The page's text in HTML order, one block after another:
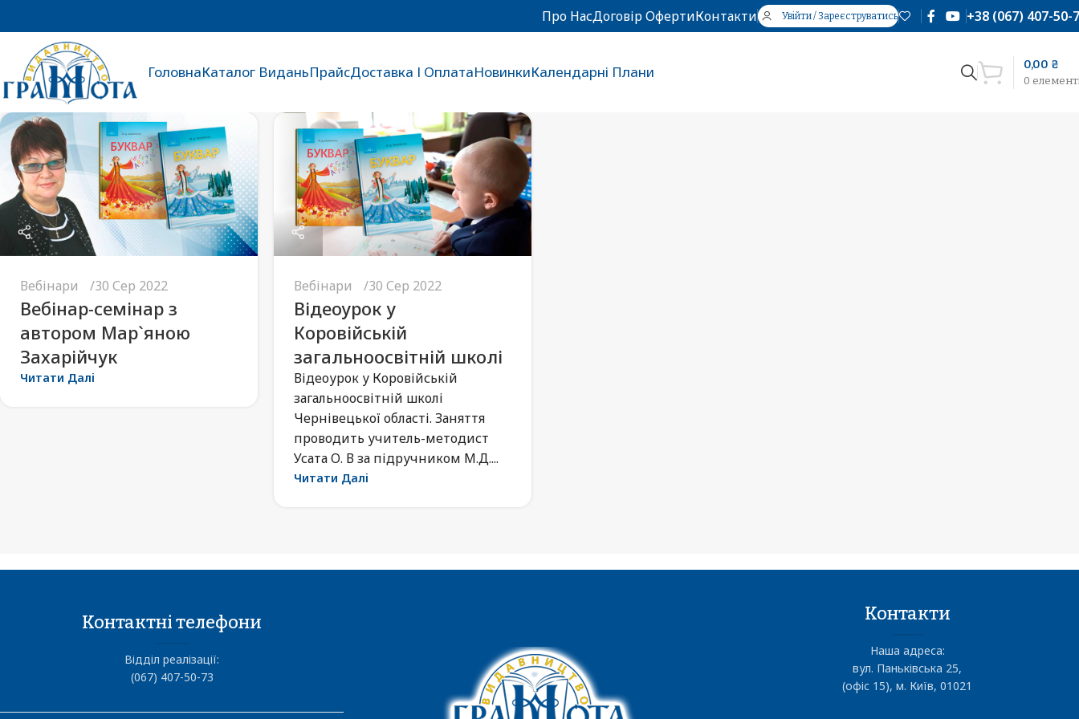
Про НасДоговір ОфертиКонтакти Увійти / Зареєструватись +38 (067) 407-50-
ГоловнаКаталог ВиданьПрайсДоставка І ОплатаНовинкиКалендарні Плани 0
0,00 ₴
Вебінари 30 Сер 2022
Вебінар-семінар з
автором Мар`яною
Захарійчук
Читати Далі
Вебінари 30 Сер 2022
Відеоурок у
Коровійській
загальноосвітній школі
Відеоурок у Коровійській
загальноосвітній школі
Чернівецької області. Заняття
проводить учитель-методист
Усата О. В за підручником М.Д....
Читати Далі
Контактні телефони
Відділ реалізації:
(067) 407-50-73
Контакти
Наша адреса:
вул. Паньківська 25,
(офіс 15), м. Київ, 01021